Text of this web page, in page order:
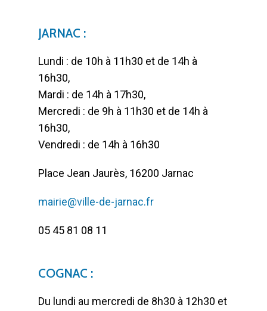
JARNAC :
Lundi : de 10h à 11h30 et de 14h à
16h30,
Mardi : de 14h à 17h30,
Mercredi : de 9h à 11h30 et de 14h à
16h30,
Vendredi : de 14h à 16h30
Place Jean Jaurès, 16200 Jarnac
mairie@ville-de-jarnac.fr
05 45 81 08 11
COGNAC :
Du lundi au mercredi de 8h30 à 12h30 et